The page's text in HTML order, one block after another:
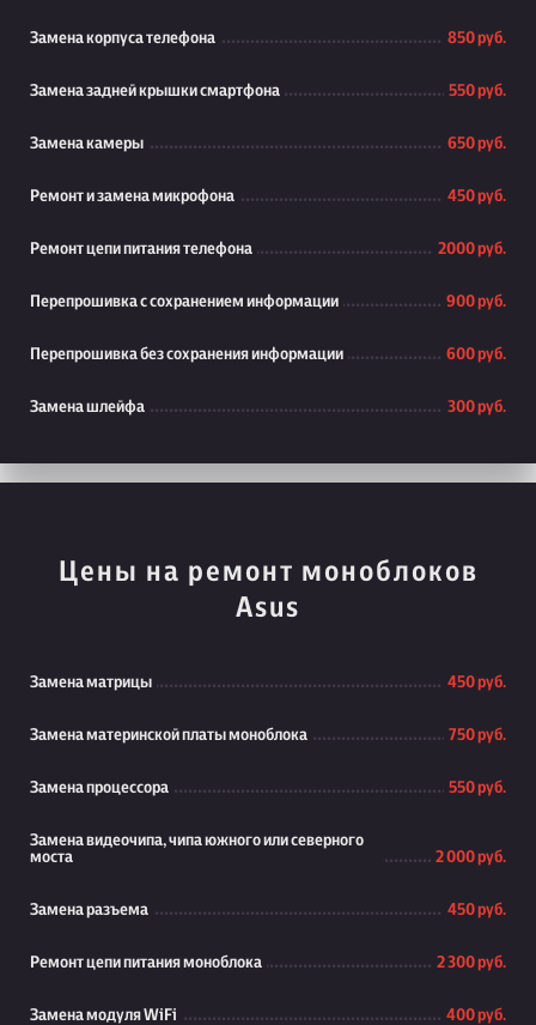
Замена корпуса телефона 850 руб.
Замена задней крышки смартфона 550 руб.
Замена камеры 650 руб.
Ремонт и замена микрофона 450 руб.
Ремонт цепи питания телефона 2000 руб.
Перепрошивка с сохранением информации 900 руб.
Перепрошивка без сохранения информации 600 руб.
Замена шлейфа 300 руб.
Цены на ремонт моноблоков
Asus
Замена матрицы 450 руб.
Замена материнской платы моноблока 750 руб.
Замена процессора 550 руб.
Замена видеочипа, чипа южного или северного
моста
2 000 руб.
Замена разъема 450 руб.
Ремонт цепи питания моноблока 2 300 руб.
Замена модуля WiFi 400 руб.